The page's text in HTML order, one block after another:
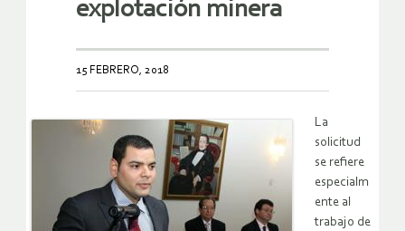
explotación minera
15 FEBRERO, 2018
La
solicitud
se refiere
especialm
ente al
trabajo de